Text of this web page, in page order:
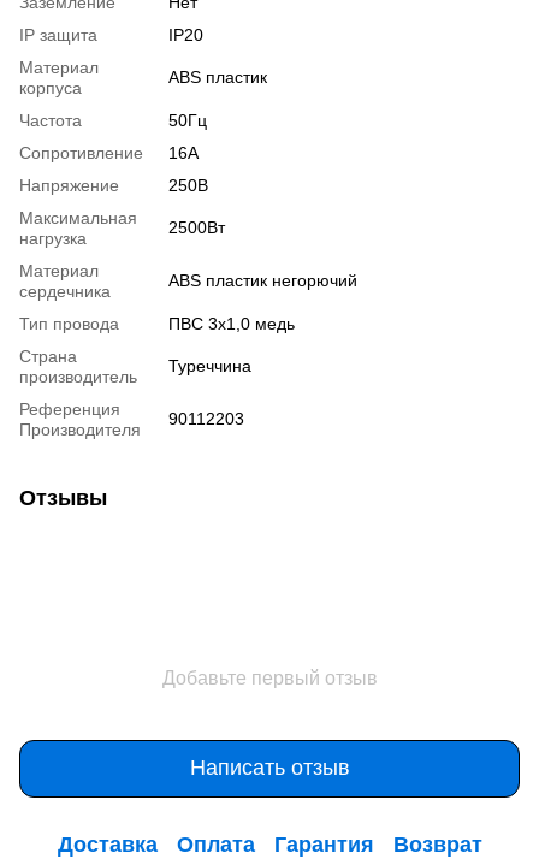
IP защита
ІР20
Материал
корпуса
ABS пластик
Частота
50Гц
Сопротивление
16А
Напряжение
250В
Максимальная
нагрузка
2500Вт
Материал
сердечника
ABS пластик негорючий
Тип провода
ПВС 3х1,0 медь
Страна
производитель
Туреччина
Референция
Производителя
90112203
Отзывы
Добавьте первый отзыв
Написать отзыв
Доставка Оплата Гарантия Возврат